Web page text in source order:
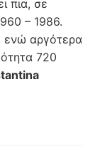
πια, σε
– 1986.
ενώ αργότερα
720